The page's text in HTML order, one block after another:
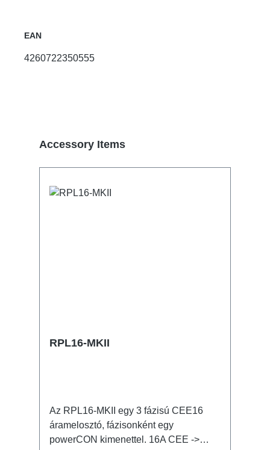
EAN
4260722350555
Termékgaléria kihagyása
Accessory Items
RPL16-MKII
Az RPL16-MKII egy 3 fázisú CEE16
áramelosztó, fázisonként egy
powerCON kimenettel. 16A CEE ->